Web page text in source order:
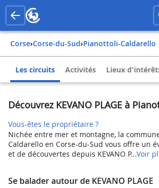
Corse› Corse-du-Sud› Pianottoli-Caldarello
Les circuits Activités Lieux
Découvrez KEVANO PLAGE à
Vous-êtes le propriétaire ?
Nichée entre mer et montagne, la
Caldarello en Corse-du-Sud vous offre un
et de découvertes depuis KEVANO P...Voir
Se balader autour de KEVANO PLAGE